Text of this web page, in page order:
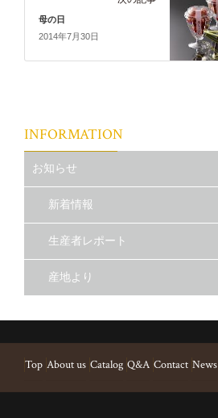
母の日
2014年7月30日
INFORMATION
お知らせ
新着情報
生産者レポート
産地より
Top About us Catalog Q&A Contact News